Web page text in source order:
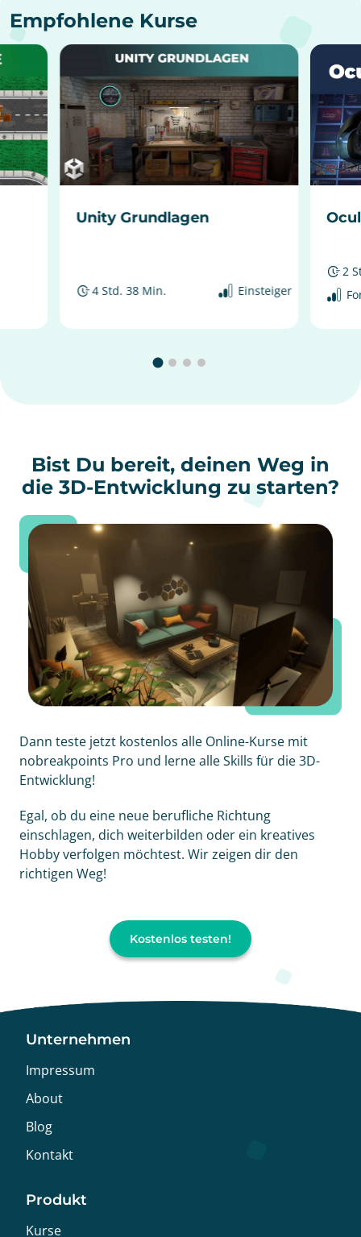
Empfohlene Kurse
Unity Grundlagen
4 Std. 38 Min. Einsteiger
2
Bist Du bereit, deinen Weg in
die 3D-Entwicklung zu starten?
Dann teste jetzt kostenlos alle Online-Kurse mit
nobreakpoints Pro und lerne alle Skills für die 3D-
Entwicklung!
Egal, ob du eine neue berufliche Richtung
einschlagen, dich weiterbilden oder ein kreatives
Hobby verfolgen möchtest. Wir zeigen dir den
richtigen Weg!
Kostenlos testen!
Unternehmen
Impressum
About
Blog
Kontakt
Produkt
Kurse